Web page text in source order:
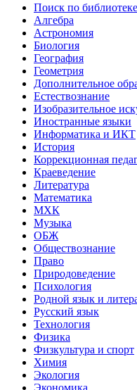
Поиск по библиотеке
Алгебра
Астрономия
Биология
География
Геометрия
Дополнительное
Естествознание
Изобразительное
Иностранные языки
Информатика и ИКТ
История
Коррекционная
Краеведение
Литература
Математика
МХК
Музыка
ОБЖ
Обществознание
Право
Природоведение
Психология
Родной язык и
Русский язык
Технология
Физика
Физкультура и спорт
Химия
Экология
Экономика